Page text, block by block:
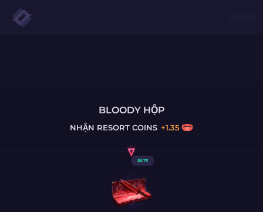
BLOODY HỘP
NHẬN RESORT COINS +1.35
$6.75